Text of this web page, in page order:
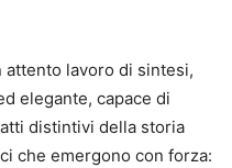
attento lavoro di sintesi,
elegante, capace di
distintivi della storia
che emergono con forza: